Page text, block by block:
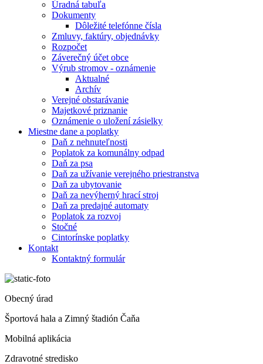
Úradná tabuľa
Dokumenty
Dôležité telefónne čísla
Zmluvy, faktúry, objednávky
Rozpočet
Záverečný účet obce
Výrub stromov - oznámenie
Aktualné
Archív
Verejné obstarávanie
Majetkové priznanie
Oznámenie o uložení zásielky
Miestne dane a poplatky
Daň z nehnuteľnosti
Poplatok za komunálny odpad
Daň za psa
Daň za užívanie verejného priestranstva
Daň za ubytovanie
Daň za nevýherný hrací stroj
Daň za predajné automaty
Poplatok za rozvoj
Stočné
Cintorínske poplatky
Kontakt
Kontaktný formulár
Obecný úrad
Športová hala a Zimný štadión Čaňa
Mobilná aplikácia
Zdravotné stredisko